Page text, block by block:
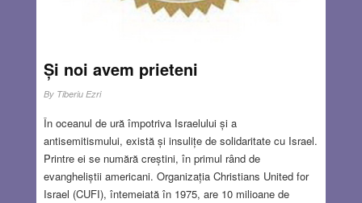
trăiau în Dumbrăveni.. Tatăl meu a crescut în casa bunicul
era cu vreo douăzeci de ani mai mare ca el, a fost cel
care l-a învățat să meargă cu bicicleta.
JUN 22, 2023
Și noi avem prieteni
By Tiberiu Ezri
În oceanul de ură împotriva Israelului și a
antisemitismului, există și insulițe de solidaritate cu Israel.
Printre ei se numără creștini, în primul rând de
evangheliștii americani. Organizația Christians United for
Israel (CUFI), întemeiată în 1975, are 10 milioane de